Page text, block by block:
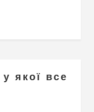
якої все